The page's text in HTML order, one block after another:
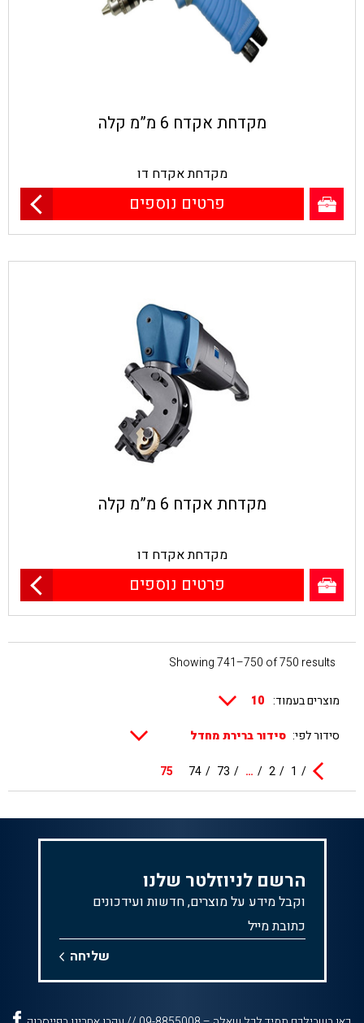
מקדחת אקדח 6 מ”מ קלה
מקדחת אקדח דו
פרטים נוספים
מקדחת אקדח 6 מ”מ קלה
מקדחת אקדח דו
פרטים נוספים
Showing 741–750 of 750 results
מוצרים בעמוד:
סידור לפי:
1
2
…
73
74
75
הרשם לניוזלטר שלנו
וקבל מידע על מוצרים, חדשות ועידכונים